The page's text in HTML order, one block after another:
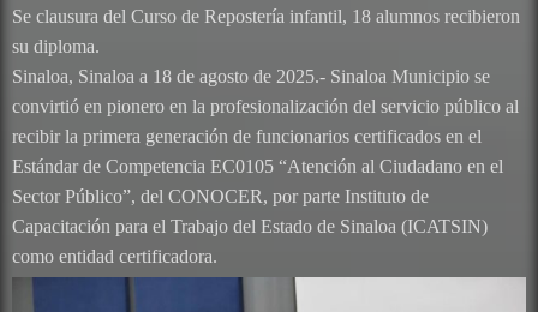
Se clausura del Curso de Repostería infantil, 18 alumnos recibieron
su diploma.
Sinaloa, Sinaloa a 18 de agosto de 2025.- Sinaloa Municipio se
convirtió en pionero en la profesionalización del servicio público al
recibir la primera generación de funcionarios certificados en el
Estándar de Competencia EC0105 “Atención al Ciudadano en el
Sector Público”, del CONOCER, por parte Instituto de
Capacitación para el Trabajo del Estado de Sinaloa (ICATSIN)
como entidad certificadora.